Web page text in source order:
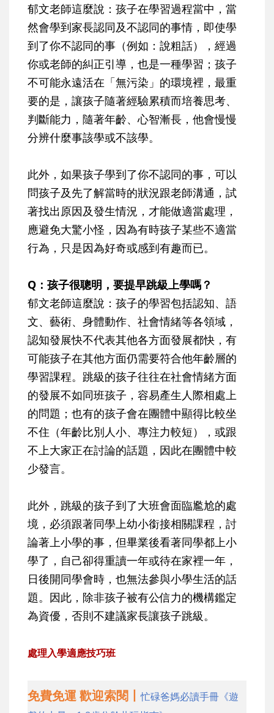
郁文老師這麼說：孩子在學習過程當中，當
然會學到家長認同及不認同的事情，即使學
到了你不認同的事（例如：說粗話），經過
你或老師的糾正引導，也是一種學習；孩子
不可能永遠活在「無污染」的環境裡，最重
要的是，讓孩子隨著經驗累積而培養思考、
判斷能力，隨著年齡、心智漸長，他會慢慢
分辨什麼事該學或不該學。
此外，如果孩子學到了你不認同的事，可以
問孩子及先了解當時的狀況跟老師溝通，試
著找出原因及發生情況，才能做適當處理，
應避免大驚小怪，因為有時孩子某些不適當
行為，只是因為好奇或感到有趣而已。
Q：孩子很聰明，要提早跳級上學嗎？
郁文老師這麼說：孩子的學習包括認知、語
文、藝術、身體動作、社會情緒等各領域，
認知發展快不代表其他各方面發展都快，有
可能孩子在其他方面仍需要符合他年齡層的
學習課程。跳級的孩子往往在社會情緒方面
的發展不如同班孩子，容易產生人際相處上
的問題；也有的孩子會在團體中顯得比較坐
不住（年齡比別人小、專注力較短），或跟
不上大家正在討論的話題，因此在團體中較
少發言。
此外，跳級的孩子到了大班會面臨尷尬的處
境，必須跟著同學上幼小銜接相關課程，討
論著上小學的事，但畢業後看著同學都上小
學了，自己卻得重讀一年或待在家裡一年，
日後開同學會時，也無法參與小學生活的話
題。因此，除非孩子被有公信力的機構鑑定
為資優，否則不建議家長讓孩子跳級。
處理入學適應技巧班
免費免運 歡迎索閱丨忙碌爸媽必讀手冊《遊